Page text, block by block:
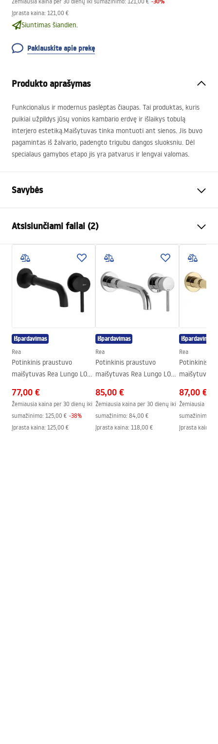
Įprasta kaina: 121,00 €
Siuntimas šiandien.
Paklauskite apie prekę
Produkto aprašymas
Funkcionalus ir modernus paslėptas čiaupas. Tai produktas, kuris
puikiai užpildys jūsų vonios kambario erdvę ir išlaikys tobulą
interjero estetiką.Maišytuvas tinka montuoti ant sienos. Jis buvo
pagamintas iš žalvario, padengto trigubu dangos sluoksniu. Dėl
specialaus gamybos etapo jis yra patvarus ir lengvai valomas.
Savybės
Montavimo būdas
Spalva
Varis
Snapelio tipas
Fiksuota
Medžiaga
Žalvaris
Snapelio diapazonas
150 mm
Ryšio skersmuo
1/2 colio
Atsisiunčiami failai (2)
Instrukcja montażu
Garantijos sąlygos
Warranty_Terms_and_Conditions_Faucets_-_5.pdf
Išpardavimas
Rea
Potinkinis praustuvo
maišytuvas Rea Lungo LONG
77,00 €
Žemiausia kaina per 30 dienų iki
sumažinimo: 125,00 € -38%
Įprasta kaina: 125,00 €
Išpardavimas
Rea
Potinkinis praustuvo
maišytuvas Rea Lungo LONG
dėžutė
85,00 €
Žemiausia kaina per 30 dienų iki
sumažinimo: 84,00 €
Įprasta kaina: 118,00 €
Išpardavimas
Rea
Potinkinis
maišytuvas
87,00 €
Žemiausia
sumažinimo:
Įprasta kaina